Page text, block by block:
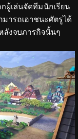
ผู้เล่นจัดทีมนักเรียน
ารถเอาชนะศัตรูได้
ลังจบภารกิจนั้นๆ